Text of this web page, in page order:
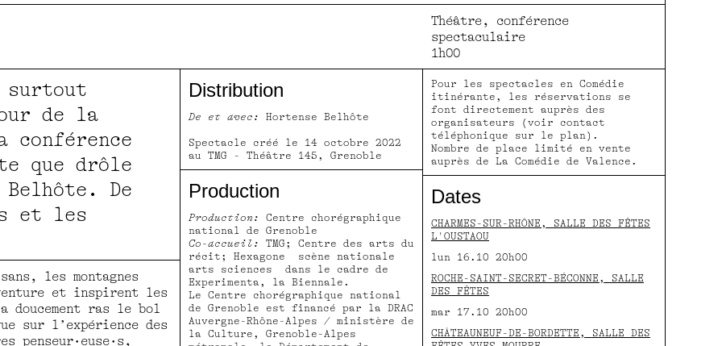
fullscreen
Théâtre, conférence
spectaculaire
1h00
surtout
de la
conférence
que drôle
Belhôte. De
et les
les montagnes
et inspirent les
doucement ras le bol
sur l’expérience des
penseur·euse·s,
Distribution
De et avec: Hortense Belhôte
Spectacle créé le 14 octobre 2022
au TMG - Théâtre 145, Grenoble
Production
Production:
Centre chorégraphique
national de Grenoble
Co-accueil:
TMG; Centre des arts du
récit; Hexagone scène nationale
arts sciences dans le cadre de
Experimenta, la Biennale.
Le Centre chorégraphique national
de Grenoble est financé par la DRAC
Auvergne-Rhône-Alpes / ministère de
la Culture, Grenoble-Alpes
Pour les spectacles en Comédie
itinérante, les réservations se
font directement auprès des
organisateurs (voir contact
téléphonique sur le plan).
Nombre de place limité en vente
auprès de La Comédie de Valence.
Dates
CHARMES-SUR-RHÔNE, SALLE DES FÊTES
L'OUSTAOU
lun 16.10 20h00
ROCHE-SAINT-SECRET-BÉCONNE, SALLE
DES FÊTES
mar 17.10 20h00
CHÂTEAUNEUF-DE-BORDETTE, SALLE DES